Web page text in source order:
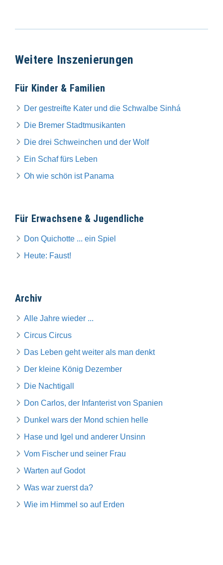
Weitere Inszenierungen
Für Kinder & Familien
Der gestreifte Kater und die Schwalbe Sinhá
Die Bremer Stadtmusikanten
Die drei Schweinchen und der Wolf
Ein Schaf fürs Leben
Oh wie schön ist Panama
Für Erwachsene & Jugendliche
Don Quichotte ... ein Spiel
Heute: Faust!
Archiv
Alle Jahre wieder ...
Circus Circus
Das Leben geht weiter als man denkt
Der kleine König Dezember
Die Nachtigall
Don Carlos, der Infanterist von Spanien
Dunkel wars der Mond schien helle
Hase und Igel und anderer Unsinn
Vom Fischer und seiner Frau
Warten auf Godot
Was war zuerst da?
Wie im Himmel so auf Erden